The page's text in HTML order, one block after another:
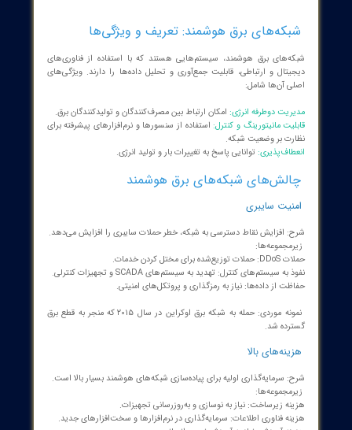
برق هوشمند: تعریف و ویژگی‌ها
برق هوشمند، سیستم‌هایی هستند که با استفاده از فناوری‌های
و ارتباطی، قابلیت جمع‌آوری و تحلیل داده‌ها را دارند. ویژگی‌های
آن‌ها شامل:
دوطرفه انرژی: امکان ارتباط بین مصرف‌کنندگان و تولیدکنندگان برق.
مانیتورینگ و کنترل:استفاده از سنسورها و نرم‌افزارهای پیشرفته برای
بر وضعیت شبکه.
توانایی پاسخ به تغییرات بار و تولید انرژی.